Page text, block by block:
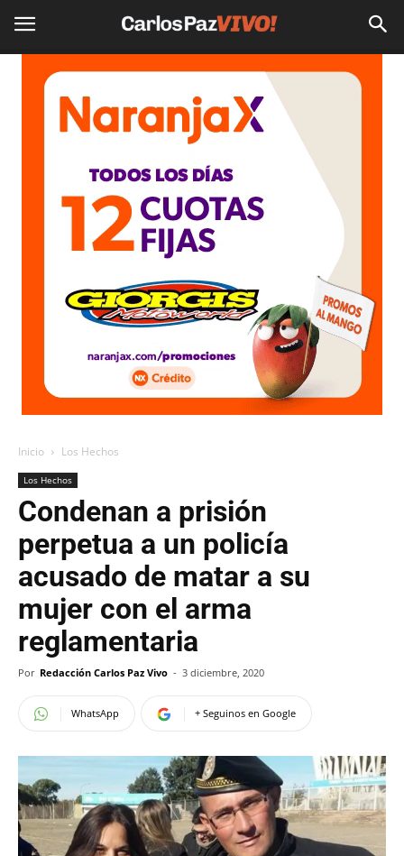
Inicio Los Hechos
Los Hechos
Condenan a prisión
perpetua a un policía
acusado de matar a su
mujer con el arma
reglamentaria
Por Redacción Carlos Paz Vivo - 3 diciembre, 2020
WhatsApp + Seguinos en Google